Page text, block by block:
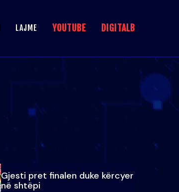
LAJME YOUTUBE DIGITALB
Gjesti pret finalen duke kërcyer
në shtëpi